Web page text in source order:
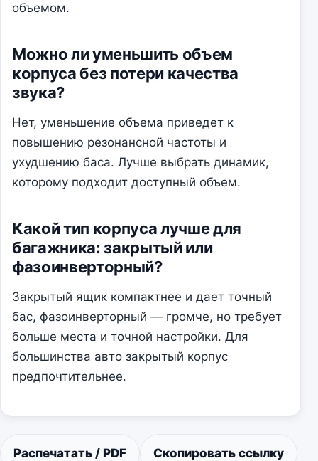
объемом.
Можно ли уменьшить объем
корпуса без потери качества
звука?
Нет, уменьшение объема приведет к
повышению резонансной частоты и
ухудшению баса. Лучше выбрать динамик,
которому подходит доступный объем.
Какой тип корпуса лучше для
багажника: закрытый или
фазоинверторный?
Закрытый ящик компактнее и дает точный
бас, фазоинверторный — громче, но требует
больше места и точной настройки. Для
большинства авто закрытый корпус
предпочтительнее.
Распечатать / PDF Скопировать ссылку